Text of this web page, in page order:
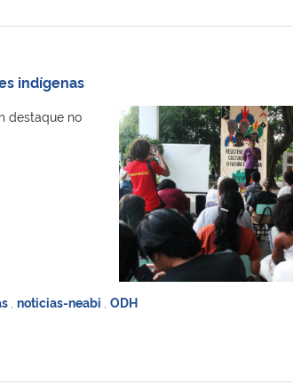
indígenas
destaque no
noticias-neabi ODH